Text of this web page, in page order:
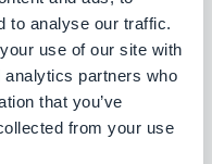
to analyse our traffic.
use of our site with
partners who
that you’ve
from your use
la plus rentable
transforme la
là plafonnée
en quelque